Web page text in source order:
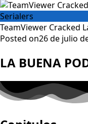
Serialers
TeamViewer Cracked
Posted on26 de julio
LA BUENA